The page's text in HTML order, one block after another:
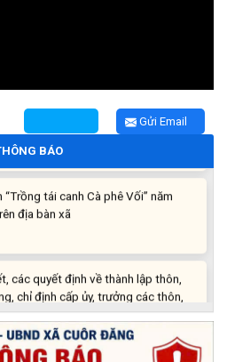
Gửi Email
BÁO
liên quan đến thủ tục đất đai
tái canh Cà phê Vối” năm
địa bàn xã
các quyết định về thành lập thôn,
chỉ định cấp ủy, trưởng các thôn,
trận các thôn, buôn